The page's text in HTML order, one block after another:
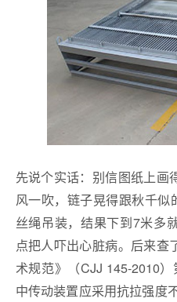
先说个实话：别信图纸上画
风一吹，链子晃得跟秋千
丝绳吊装，结果下到7米多
点把人吓出心脏病。后来查
术规范》（CJJ 145-2010
中传动装置应采用抗拉强度